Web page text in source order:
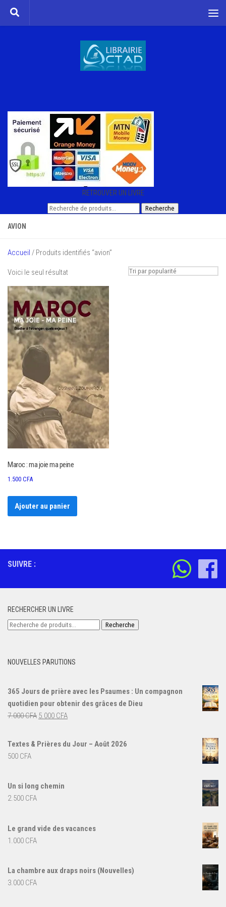
Skip to content
RETROUVER UN LIVRE
Recherche
Recherche
AVION
Accueil / Produits identifiés “avion”
Voici le seul résultat
Maroc : ma joie ma peine
1.500 CFA
Ajouter au panier
SUIVRE :
RECHERCHER UN LIVRE
Recherche
Recherche
NOUVELLES PARUTIONS
365 Jours de prière avec les Psaumes : Un compagnon
quotidien pour obtenir des grâces de Dieu
7.000CFA Le
initial
5.000 CFALe
actuel
Textes & Prières du Jour – Août 2026
500 CFA
Un si long chemin
2.500 CFA
Le grand vide des vacances
1.000 CFA
La chambre aux draps noirs (Nouvelles)
3.000 CFA